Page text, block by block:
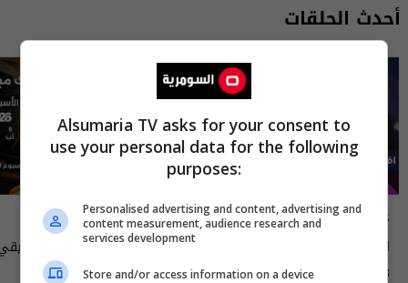
أحدث الحلقات
علناً
اقتصاد العراق في عين العاصفة- علناً
م٥ - الحلقة ٨ | الموسم ٥15:30 | 2026-08-06
أسرار الفلك
الى ١٤ آب ٢٠٢٦ | 2026
13:00 | 2026-08-06
Alsumaria TV asks for your consent to
use your personal data for the following
purposes:
Personalised advertising and content, advertising and
content measurement, audience research and
services development
Store and/or access information on a device